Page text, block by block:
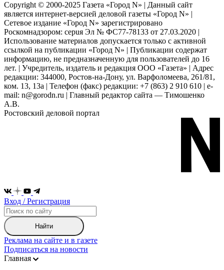
Copyright © 2000-2025 Газета «Город N» | Данный сайт
является интернет-версией деловой газеты «Город N» |
Сетевое издание «Город N» зарегистрировано
Роскомнадзором: серuя Эл № ФС77-78133 от 27.03.2020 |
Использование материалов допускается только с активной
ссылкой на публикации «Город N» | Публикации содержат
информацию, не предназначенную для пользователей до 16
лет. | Учредитель, издатель и редакция ООО «Газета» | Адрес
редакции: 344000, Ростов-на-Дону, ул. Варфоломеева, 261/81,
ком. 13, 13а | Телефон (факс) редакции: +7 (863) 2 910 610 | e-
mail: n@gorodn.ru | Главный редактор сайта — Тимошенко
А.В.
Ростовский деловой портал
Вход / Регистрация
Найти
Реклама на сайте и в газете
Подписаться на новости
Главная